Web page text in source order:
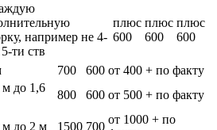
например не 4-
ти ств
плюс
600
плюс
600
плюс
600
700 600 от 400 + по факту
м до 1,6
800 600 от 500 + по факту
м до 2 м 1500 700
от 1000 + по